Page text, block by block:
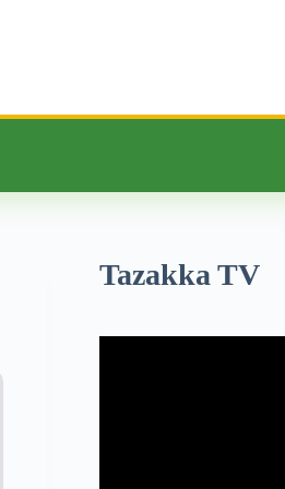
Tazakka TV